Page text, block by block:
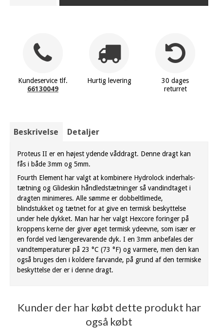
Kundeservice tlf.
66130049
Hurtig levering
30 dages
returret
Beskrivelse Detaljer
Proteus II er en højest ydende våddragt. Denne dragt kan
fås i både 3mm og 5mm.
Fourth Element har valgt at kombinere Hydrolock inderhals-
tætning og Glideskin håndledstætninger så vandindtaget i
dragten minimeres. Alle sømme er dobbeltlimede,
blindstukket og tætnet for at give en termisk beskyttelse
under hele dykket. Man har her valgt Hexcore foringer på
kroppens kerne der giver øget termisk ydeevne, som især er
en fordel ved længerevarende dyk. I en 3mm anbefales der
vandtemperaturer på 23 °C (73 °F) og varmere, men den kan
også bruges den i koldere farvande, på grund af den termiske
beskyttelse der er i denne dragt.
Kunder der har købt dette produkt har
også købt